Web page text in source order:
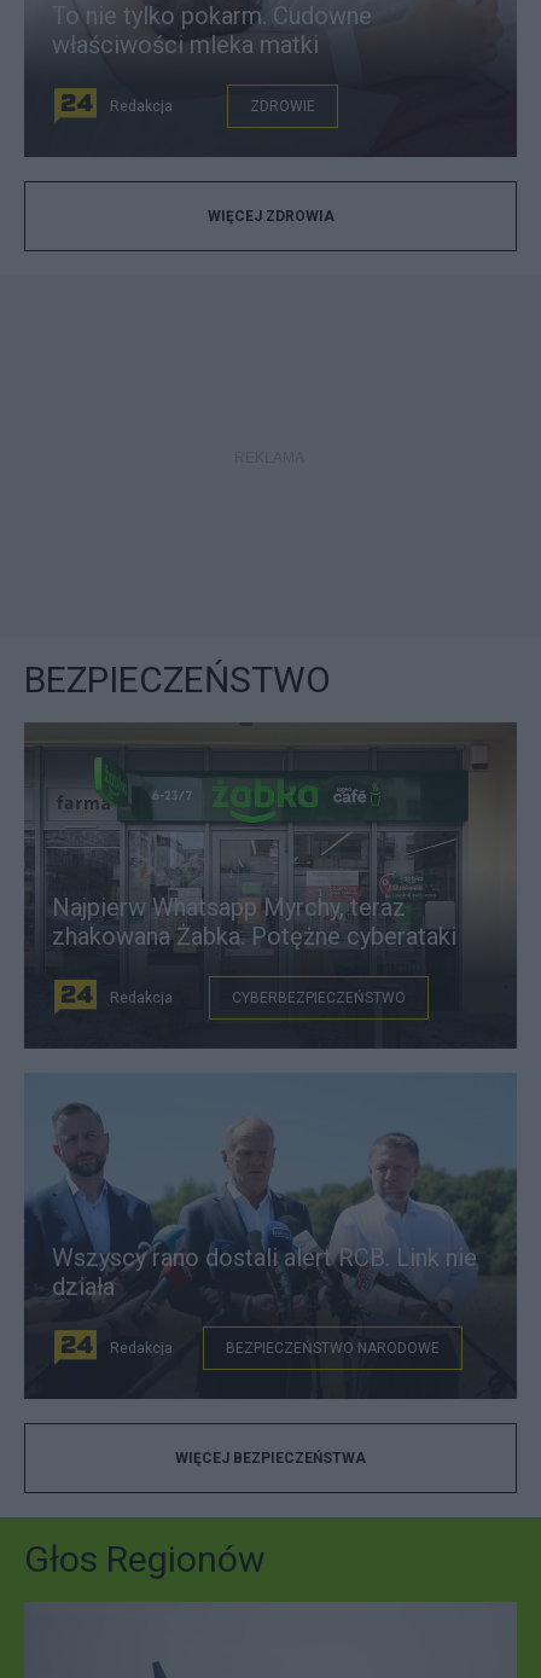
To nie tylko pokarm. Cudowne
właściwości mleka matki
Redakcja ZDROWIE
WIĘCEJ ZDROWIA
BEZPIECZEŃSTWO
Najpierw Whatsapp Myrchy, teraz
zhakowana Żabka. Potężne cyberataki
Redakcja CYBERBEZPIECZEŃSTWO
Wszyscy rano dostali alert RCB. Link nie
działa
Redakcja BEZPIECZEŃSTWO NARODOWE
WIĘCEJ BEZPIECZEŃSTWA
Głos Regionów